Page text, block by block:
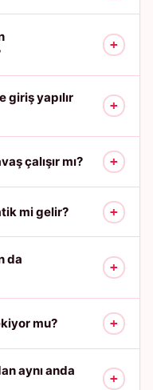
+
giriş yapılır
+
çalışır mı? +
mi gelir? +
da
+
mu? +
aynı anda
+